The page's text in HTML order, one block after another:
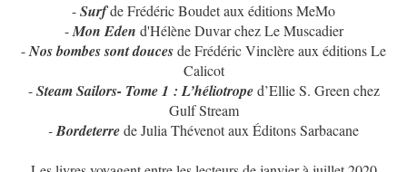
-Surfde Frédéric Boudet aux éditions MeMo
-Mon Eden d'Hélène Duvar chez Le Muscadier
-Nos bombes sont doucesde Frédéric Vinclère aux éditions Le
Calicot
-Steam Sailors- Tome 1 : L’héliotroped’Ellie S. Green chez
Gulf Stream
-Bordeterrede Julia Thévenot aux Éditons Sarbacane